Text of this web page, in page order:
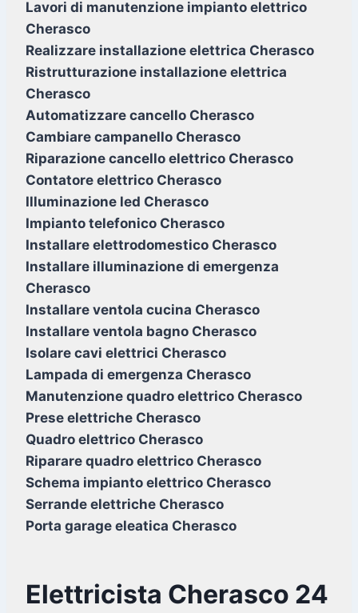
Lavori di manutenzione impianto elettrico
Cherasco
Realizzare installazione elettrica Cherasco
Ristrutturazione installazione elettrica
Cherasco
Automatizzare cancello Cherasco
Cambiare campanello Cherasco
Riparazione cancello elettrico Cherasco
Contatore elettrico Cherasco
Illuminazione led Cherasco
Impianto telefonico Cherasco
Installare elettrodomestico Cherasco
Installare illuminazione di emergenza
Cherasco
Installare ventola cucina Cherasco
Installare ventola bagno Cherasco
Isolare cavi elettrici Cherasco
Lampada di emergenza Cherasco
Manutenzione quadro elettrico Cherasco
Prese elettriche Cherasco
Quadro elettrico Cherasco
Riparare quadro elettrico Cherasco
Schema impianto elettrico Cherasco
Serrande elettriche Cherasco
Porta garage eleatica Cherasco
Elettricista Cherasco 24